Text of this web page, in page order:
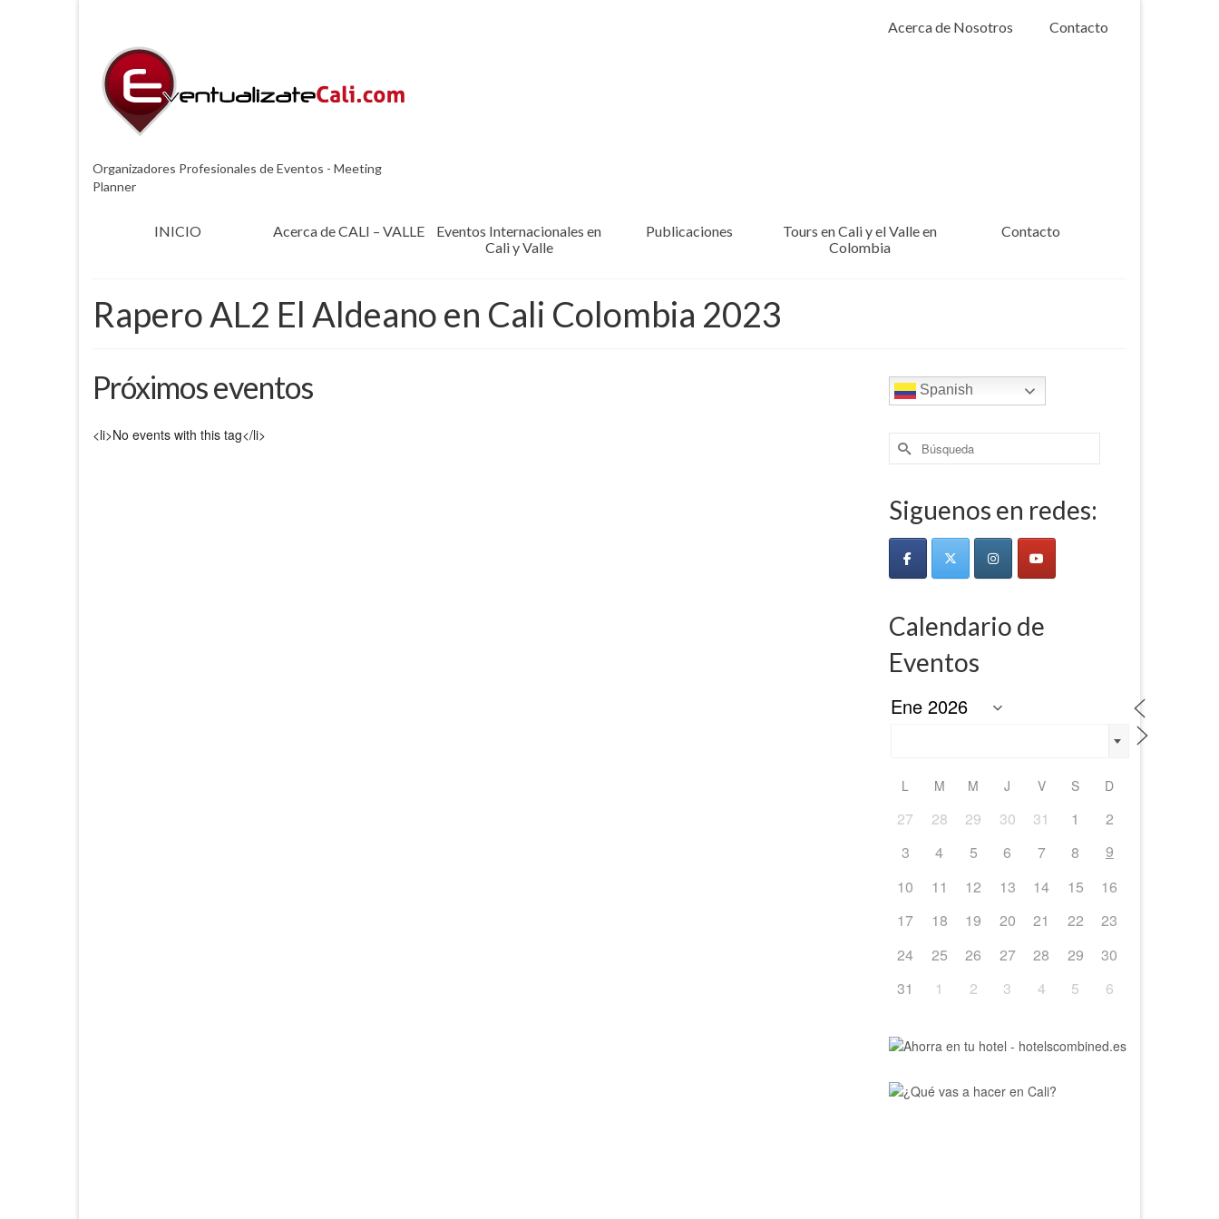
Organizadores Profesionales de Eventos - Meeting
Planner
Acerca de Nosotros Contacto
INICIO Acerca de CALI – VALLE
Eventos Internacionales en
Cali y Valle
Publicaciones
Tours en Cali y el Valle en
Colombia
Contacto
Rapero AL2 El Aldeano en Cali Colombia 2023
Próximos eventos
<li>No events with this tag</li>
Spanish
Buscar
por:
Siguenos en redes:
Calendario de
Eventos
L M M J V S D
27 28 29 30 31 1
2
3
4 5 6 7 8
9
10
11 12 13 14 15
16
17
18 19 20 21 22
23
24
25 26 27 28 29
30
31
1 2 3 4 5 6